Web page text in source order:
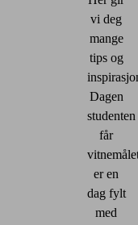
vi deg
mange
tips og
Dagen
studenten
får
er en
dag fylt
med